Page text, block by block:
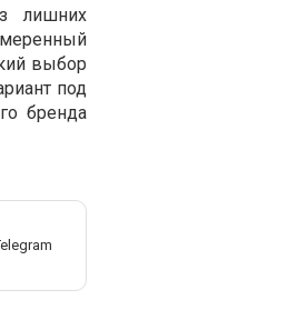
лишних
выбор
под
бренда